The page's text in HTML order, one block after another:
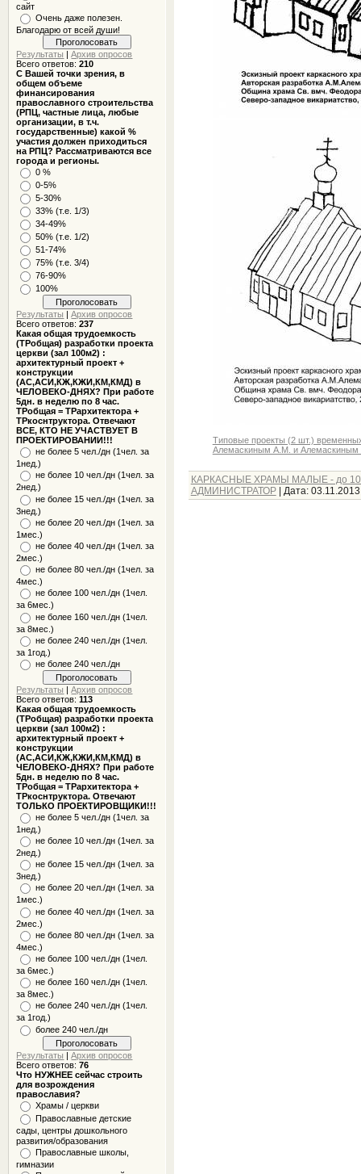
сайт
Очень даже полезен.
Благодарю от всей души!
Результаты |Архив опросов
Всего ответов:210
С Вашей точки зрения, в
общем объеме
финансирования
православного строительства
(РПЦ, частные лица, любые
организации, в т.ч.
государственные) какой %
участия должен приходиться
на РПЦ? Рассматриваются все
города и регионы.
0 %
0-5%
5-30%
33% (т.е. 1/3)
34-49%
50% (т.е. 1/2)
51-74%
75% (т.е. 3/4)
76-90%
100%
Результаты |Архив опросов
Всего ответов:237
Какая общая трудоемкость
(ТРобщая) разработки проекта
церкви (зал 100м2) :
архитектурный проект +
конструкции
(АС,АСИ,КЖ,КЖИ,КМ,КМД) в
ЧЕЛОВЕКО-ДНЯХ? При работе
5дн. в неделю по 8 час.
ТРобщая = ТРархитектора +
ТРкоснтруктора. Отвечают
ВСЕ, КТО НЕ УЧАСТВУЕТ В
ПРОЕКТИРОВАНИИ!!!
не более 5 чел./дн (1чел. за
1нед.)
не более 10 чел./дн (1чел. за
2нед.)
не более 15 чел./дн (1чел. за
3нед.)
не более 20 чел./дн (1чел. за
1мес.)
не более 40 чел./дн (1чел. за
2мес.)
не более 80 чел./дн (1чел. за
4мес.)
не более 100 чел./дн (1чел.
за 6мес.)
не более 160 чел./дн (1чел.
за 8мес.)
не более 240 чел./дн (1чел.
за 1год.)
не более 240 чел./дн
Результаты |Архив опросов
Всего ответов:113
Какая общая трудоемкость
(ТРобщая) разработки проекта
церкви (зал 100м2) :
архитектурный проект +
конструкции
(АС,АСИ,КЖ,КЖИ,КМ,КМД) в
ЧЕЛОВЕКО-ДНЯХ? При работе
5дн. в неделю по 8 час.
ТРобщая = ТРархитектора +
ТРкоснтруктора. Отвечают
ТОЛЬКО ПРОЕКТИРОВЩИКИ!!!
не более 5 чел./дн (1чел. за
1нед.)
не более 10 чел./дн (1чел. за
2нед.)
не более 15 чел./дн (1чел. за
3нед.)
не более 20 чел./дн (1чел. за
1мес.)
не более 40 чел./дн (1чел. за
2мес.)
не более 80 чел./дн (1чел. за
4мес.)
не более 100 чел./дн (1чел.
за 6мес.)
не более 160 чел./дн (1чел.
за 8мес.)
не более 240 чел./дн (1чел.
за 1год.)
более 240 чел./дн
Результаты |Архив опросов
Всего ответов:76
Что НУЖНЕЕ сейчас строить
для возрождения
православия?
Храмы / церкви
Православные детские
сады, центры дошкольного
развития/образования
Православные школы,
гимназии
Типовые проекты (2 шт.)
Алемаскиным А.М. и
КАРКАСНЫЕ ХРАМЫ МАЛЫЕ - до
АДМИНИСТРАТОР| Дата: 03.11.2013